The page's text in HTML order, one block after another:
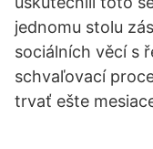
jednomu stolu
sociálních věcí s
schvaľovací
trvať ešte